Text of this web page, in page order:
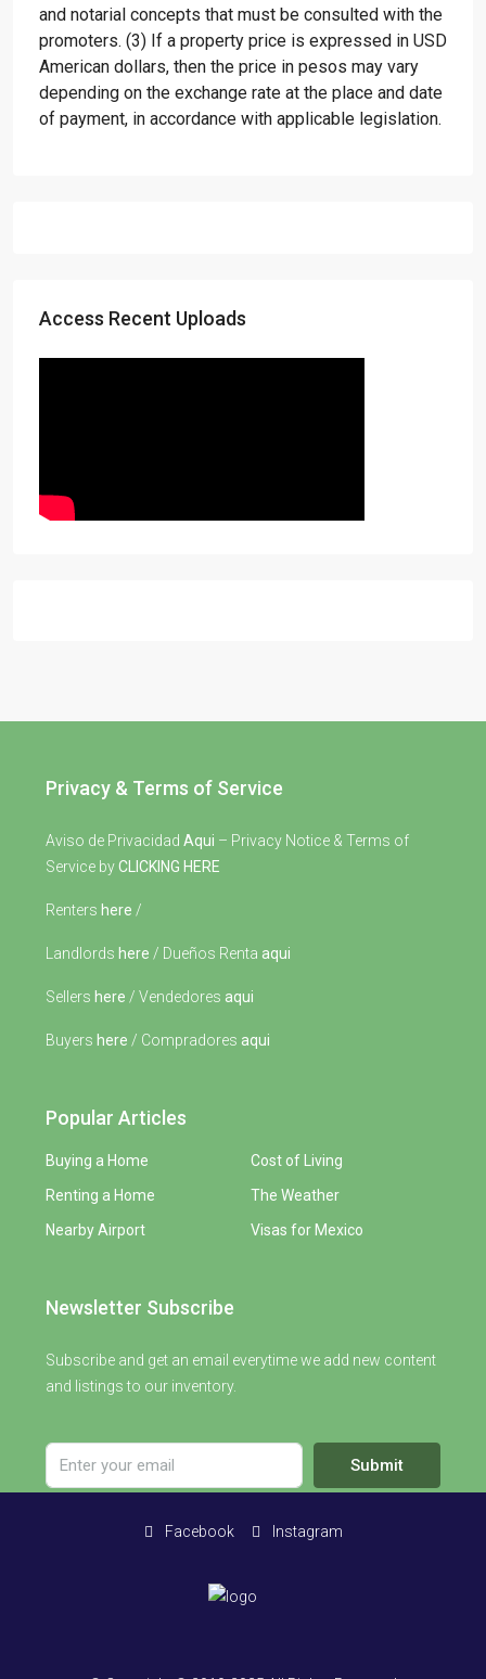
and notarial concepts that must be consulted with the
promoters. (3) If a property price is expressed in USD
American dollars, then the price in pesos may vary
depending on the exchange rate at the place and date
of payment, in accordance with applicable legislation.
Access Recent Uploads
Privacy & Terms of Service
Aviso de Privacidad Aqui – Privacy Notice & Terms of
Service byCLICKING HERE
Renters here /
Landlords here / Dueños Renta aqui
Sellers here / Vendedores aqui
Buyers here / Compradores aqui
Popular Articles
Buying a Home
Renting a Home
Nearby Airport
Cost of Living
The Weather
Visas for Mexico
Newsletter Subscribe
Subscribe and get an email everytime we add new content
and listings to our inventory.
Submit
Facebook Instagram